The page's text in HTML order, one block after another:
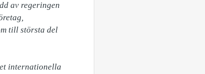
av regeringen
till största del
internationella